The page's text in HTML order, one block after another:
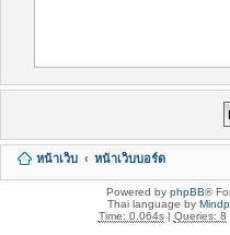
หน้าเว็บ หน้าเว็บบอร์ด
Powered by phpBB®
Thai language by
Time: 0.064s| Queries: 8